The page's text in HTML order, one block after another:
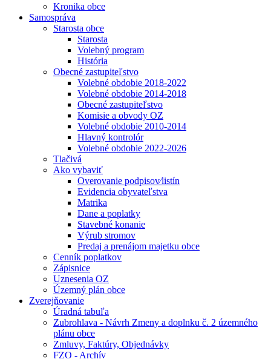
Kronika obce
Samospráva
Starosta obce
Starosta
Volebný program
História
Obecné zastupiteľstvo
Volebné obdobie 2018-2022
Volebné obdobie 2014-2018
Obecné zastupiteľstvo
Komisie a obvody OZ
Volebné obdobie 2010-2014
Hlavný kontrolór
Volebné obdobie 2022-2026
Tlačivá
Ako vybaviť
Overovanie podpisov⁄listín
Evidencia obyvateľstva
Matrika
Dane a poplatky
Stavebné konanie
Výrub stromov
Predaj a prenájom majetku obce
Cenník poplatkov
Zápisnice
Uznesenia OZ
Územný plán obce
Zverejňovanie
Úradná tabuľa
Zubrohlava - Návrh Zmeny a doplnku č. 2 územného
plánu obce
Zmluvy, Faktúry, Objednávky
FZO - Archív